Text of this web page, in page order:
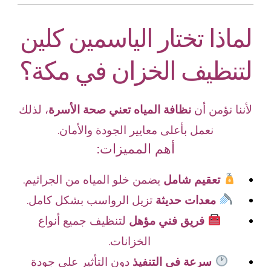
لماذا تختار الياسمين كلين
لتنظيف الخزان في مكة؟
لأننا نؤمن أن نظافة المياه تعني صحة الأسرة، لذلك
نعمل بأعلى معايير الجودة والأمان.
أهم المميزات:
تعقيم شامل يضمن خلو المياه من الجراثيم.
معدات حديثة تزيل الرواسب بشكل كامل.
فريق فني مؤهل لتنظيف جميع أنواع
الخزانات.
سرعة في التنفيذ دون التأثير على جودة